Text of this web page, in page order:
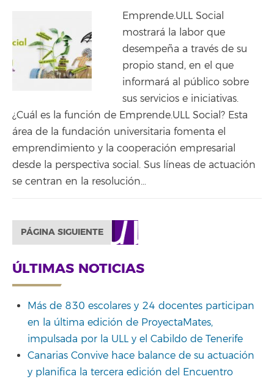
Emprende.ULL Social
mostrará la labor que
desempeña a través de su
propio stand, en el que
informará al público sobre
sus servicios e iniciativas.
¿Cuál es la función de Emprende.ULL Social? Esta
área de la fundación universitaria fomenta el
emprendimiento y la cooperación empresarial
desde la perspectiva social. Sus líneas de actuación
se centran en la resolución…
PÁGINA SIGUIENTE
ÚLTIMAS NOTICIAS
Más de 830 escolares y 24 docentes participan
en la última edición de ProyectaMates,
impulsada por la ULL y el Cabildo de Tenerife
Canarias Convive hace balance de su actuación
y planifica la tercera edición del Encuentro